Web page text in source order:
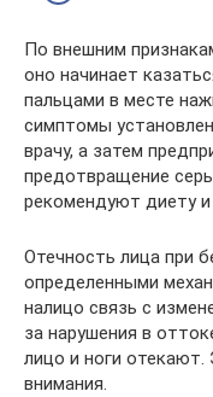
По внешним
оно начинает
пальцами в месте
симптомы
врачу, а затем
предотвращение
рекомендуют диету
Отечность лица при
определенными
налицо связь с
за нарушения в
лицо и ноги
внимания.